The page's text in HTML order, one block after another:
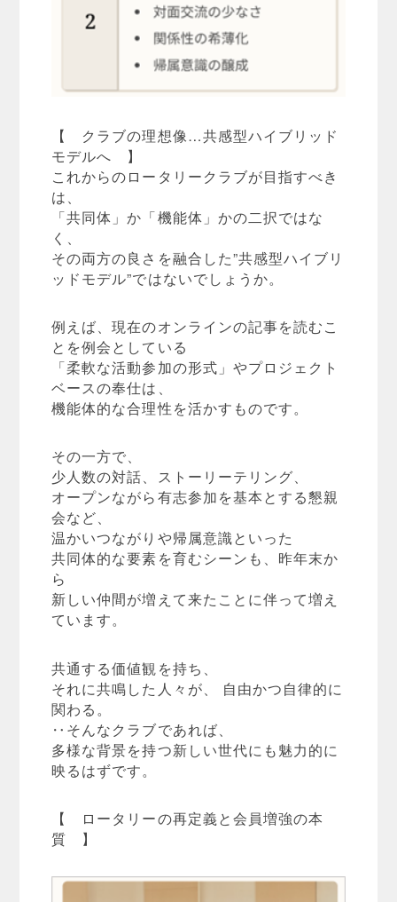
【 クラブの理想像…共感型ハイブリッド
モデルへ 】
これからのロータリークラブが目指すべき
は、
「共同体」か「機能体」かの二択ではな
く、
その両方の良さを融合した”共感型ハイブリ
ッドモデル”ではないでしょうか。
例えば、現在のオンラインの記事を読むこ
とを例会としている
「柔軟な活動参加の形式」やプロジェクト
ベースの奉仕は、
機能体的な合理性を活かすものです。
その一方で、
少人数の対話、ストーリーテリング、
オープンながら有志参加を基本とする懇親
会など、
温かいつながりや帰属意識といった
共同体的な要素を育むシーンも、昨年末か
ら
新しい仲間が増えて来たことに伴って増え
ています。
共通する価値観を持ち、
それに共鳴した人々が、 自由かつ自律的に
関わる。
‥そんなクラブであれば、
多様な背景を持つ新しい世代にも魅力的に
映るはずです。
【 ロータリーの再定義と会員増強の本
質 】